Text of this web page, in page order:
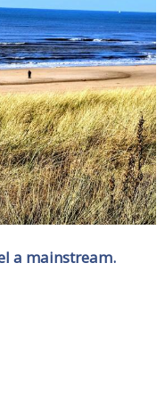
a mainstream.